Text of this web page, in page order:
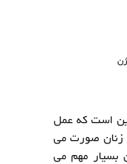
است که عمل
زنان صورت می
آن بسیار مهم می